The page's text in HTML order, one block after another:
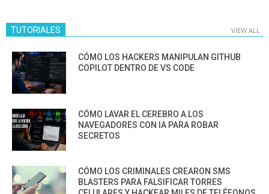
TUTORIALES VIEW ALL
CÓMO LOS HACKERS MANIPULAN GITHUB
COPILOT DENTRO DE VS CODE
CÓMO LAVAR EL CEREBRO A LOS
NAVEGADORES CON IA PARA ROBAR
SECRETOS
CÓMO LOS CRIMINALES CREARON SMS
BLASTERS PARA FALSIFICAR TORRES